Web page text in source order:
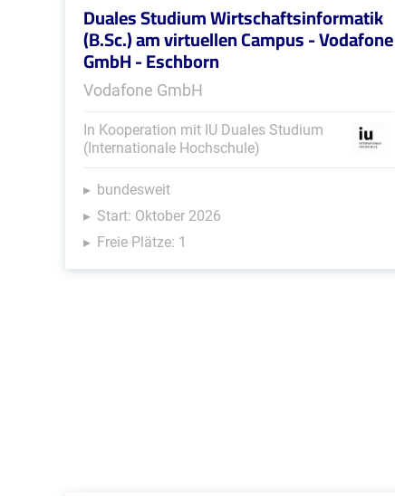
Duales Studium Wirtschaftsinformatik
(B.Sc.) am virtuellen Campus - Vodafone
GmbH - Eschborn
Vodafone GmbH
In Kooperation mit IU Duales Studium
(Internationale Hochschule)
bundesweit
Start: Oktober 2026
Freie Plätze: 1